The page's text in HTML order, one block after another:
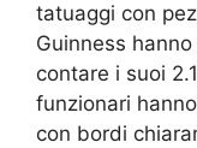
tatuaggi con
Guinness
contare i suoi
funzionari
con bordi